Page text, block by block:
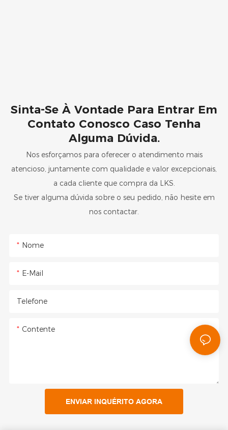
Sinta-Se À Vontade Para Entrar Em
Contato Conosco Caso Tenha
Alguma Dúvida.
Nos esforçamos para oferecer o atendimento mais
atencioso, juntamente com qualidade e valor excepcionais,
a cada cliente que compra da LKS.
Se tiver alguma dúvida sobre o seu pedido, não hesite em
nos contactar.
Nome
E-Mail
Telefone
Contente
ENVIAR INQUÉRITO AGORA